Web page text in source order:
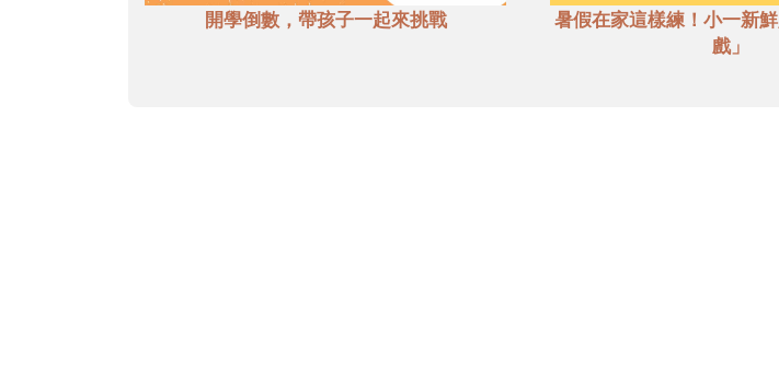
開學倒數，帶孩子一起來挑戰
暑假在家這樣練！小一新
戲」